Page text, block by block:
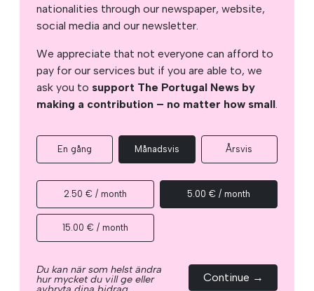
nationalities through our newspaper, website,
social media and our newsletter.
We appreciate that not everyone can afford to
pay for our services but if you are able to, we
ask you to support The Portugal News by
making a contribution – no matter how small.
En gång Månadsvis Årsvis
2.50 € / month 5.00 € / month
15.00 € / month
Du kan när som helst ändra
hur mycket du vill ge eller Continue →